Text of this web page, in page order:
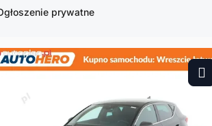
prywatne